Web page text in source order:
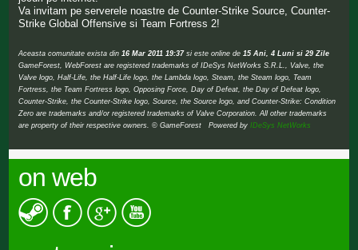
Va invitam pe serverele noastre de Counter-Strike Source, Counter-
Strike Global Offensive si Team Fortress 2!
Aceasta comunitate exista din 16 Mar 2011 19:37si este online de 15 Ani, 4 Luni si 29 Zile
GameForest, WebForest are registered trademarks of IDeSys NetWorks S.R.L., Valve, the
Valve logo, Half-Life, the Half-Life logo, the Lambda logo, Steam, the Steam logo, Team
Fortress, the Team Fortress logo, Opposing Force, Day of Defeat, the Day of Defeat logo,
Counter-Strike, the Counter-Strike logo, Source, the Source logo, and Counter-Strike: Condition
Zero are trademarks and/or registered trademarks of Valve Corporation. All other trademarks
are property of their respective owners. © GameForest Powered byIDeSys NetWorks
on web